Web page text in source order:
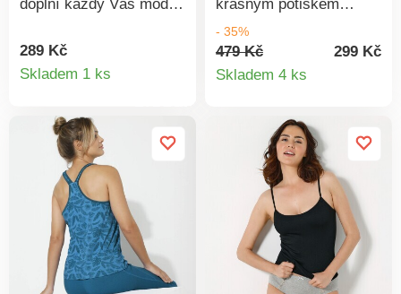
doplní každý Váš model.
vzadu rovný. Krajková
vsadka ve výstřihu.
lem. Z pružného
padnoucího materiálu.
Lze prát v pračce.
289 Kč
Skladem 1 ks
krásným potiskem
rostlinného vzoru. Navíc
s certifikátem Oeko-Tex!
Široké průramky,
Standard 100 podle
Oeko-Tex (n° CQ 1216 /
3 IFTH). Tato známka
označuje textilní
výrobky, které byly
podrobeny laboratorním
testům na široké
spektrum škodlivých
- 35%
479 Kč
299 Kč
Skladem 4 ks